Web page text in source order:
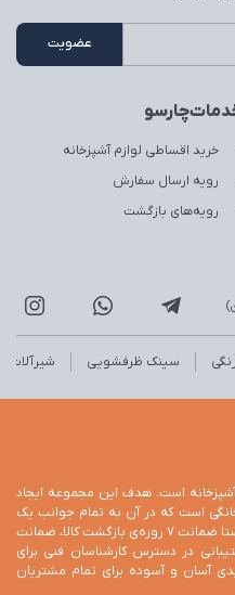
خرید اقساطی لوازم آشپزخانه
رویه ارسال سفارش
رویه‌های بازگشت
سینک ظرفشویی شیرآلات
است. هدف این مجموعه ایجاد
است که در آن به تمام جوانب یک
خرید مطمئن توجه شده باشد. در همین راستا ضمانت 7 روزه‌ی بازگشت کالا، ضمانت
در دسترس کارشناسان فنی برای
آسان و آسوده برای تمام مشتریان